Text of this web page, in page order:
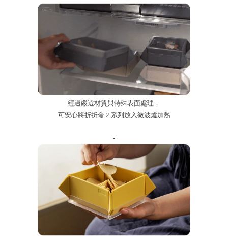
經過嚴選材質與特殊表面處理，
可安心將折折盒 2 系列放入微波爐加熱
-